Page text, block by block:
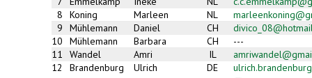
8
Koning Marleen NL
9
Mühlemann Daniel CH
10
Mühlemann Barbara CH
---
11
Wandel Amri IL
12
Brandenburg Ulrich DE